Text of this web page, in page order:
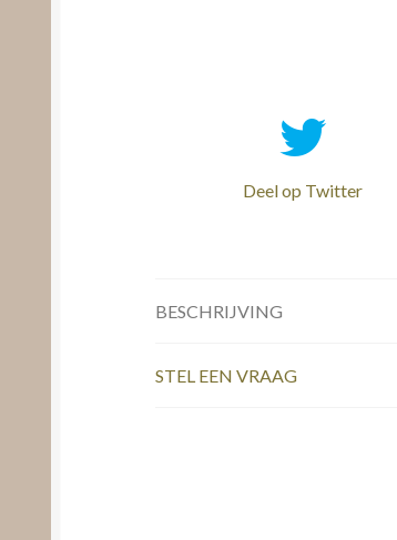
Deel op Twitter
BESCHRIJVING
STEL EEN VRAAG